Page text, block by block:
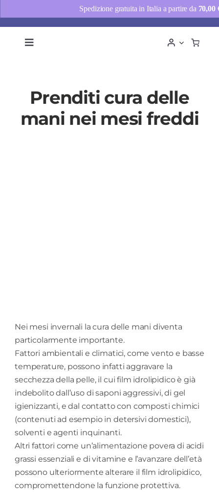
Toggle
Shop
News
Prenditi cura delle
mani nei mesi freddi
Nei mesi invernali la cura delle mani diventa
particolarmente importante.
Fattori ambientali e climatici, come vento e basse
temperature, possono infatti aggravare la
secchezza della pelle, il cui film idrolipidico è già
indebolito dall’uso di saponi aggressivi, di gel
igienizzanti, e dal contatto con composti chimici
(contenuti ad esempio in detersivi domestici),
solventi e agenti inquinanti.
Altri fattori come un’alimentazione povera di acidi
grassi essenziali e di vitamine e l’avanzare dell’età
possono ulteriormente alterare il film idrolipidico,
compromettendone la funzione protettiva.
Spedizione gratuita in Italia a partire da 70,00